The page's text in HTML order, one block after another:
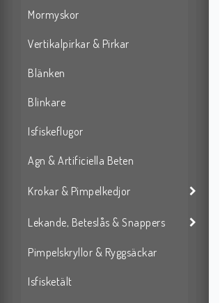
Mormyskor
Vertikalpirkar & Pirkar
Blänken
Blinkare
Isfiskeflugor
Agn & Artificiella Beten
Krokar & Pimpelkedjor
Lekande, Beteslås & Snappers
Pimpelskryllor & Ryggsäckar
Isfisketält